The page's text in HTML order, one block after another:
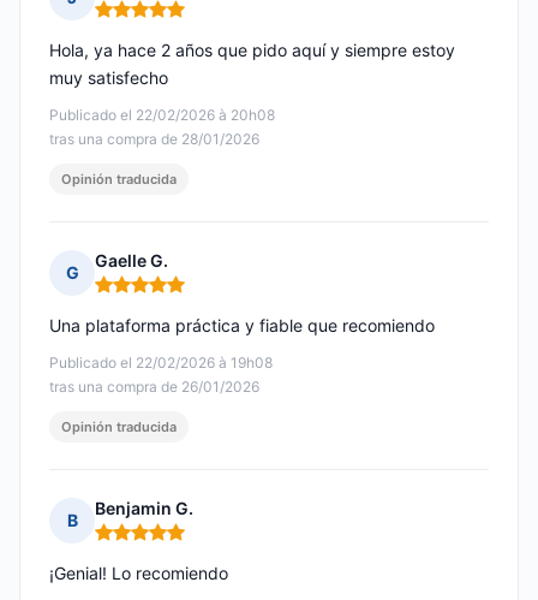
Nota: 5 de 5
Publicado el 22/02/2026 à 20h08
tras una compra de 28/01/2026
Hola, ya hace 2 años que pido aquí y siempre estoy
muy satisfecho
Opinión traducida
G
Gaelle G.
Nota: 5 de 5
Publicado el 22/02/2026 à 19h08
tras una compra de 26/01/2026
Una plataforma práctica y fiable que recomiendo
Opinión traducida
B
Benjamin G.
Nota: 5 de 5
¡Genial! Lo recomiendo